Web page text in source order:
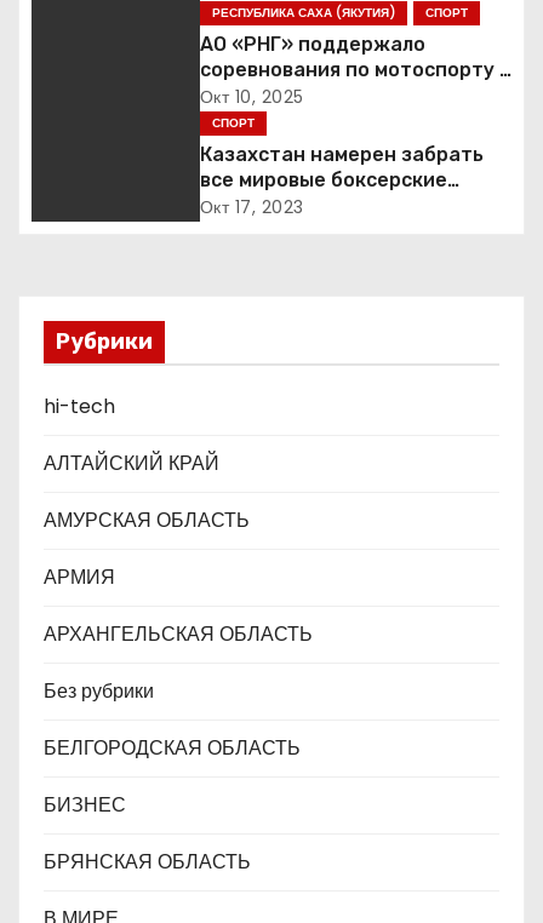
п
м
РЕСПУБЛИКА САХА (ЯКУТИЯ) СПОРТ
АО «РНГ» поддержало
соревнования по мотоспорту в
Якутии
Окт 10, 2025
СПОРТ
Казахстан намерен забрать
все мировые боксерские
титулы
Окт 17, 2023
Рубрики
hi-tech
АЛТАЙСКИЙ КРАЙ
АМУРСКАЯ ОБЛАСТЬ
АРМИЯ
АРХАНГЕЛЬСКАЯ ОБЛАСТЬ
Без рубрики
БЕЛГОРОДСКАЯ ОБЛАСТЬ
БИЗНЕС
БРЯНСКАЯ ОБЛАСТЬ